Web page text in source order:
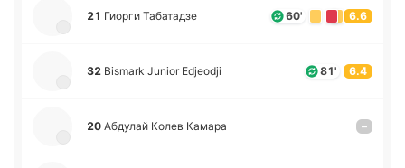
21 Гиорги Та­ба­та­дзе 60' 6.6
32 Bismark Junior Edjeodji 81' 6.4
20 Абду­лай Колев Камара –